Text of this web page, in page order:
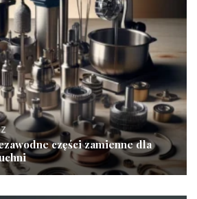
części zamienne dla